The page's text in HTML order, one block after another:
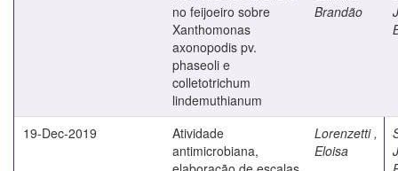
no feijoeiro sobre
Xanthomonas
axonopodis pv.
phaseoli e
colletotrichum
lindemuthianum
Brandão
19-Dec-2019
Atividade
antimicrobiana,
Lorenzetti ,
Eloisa